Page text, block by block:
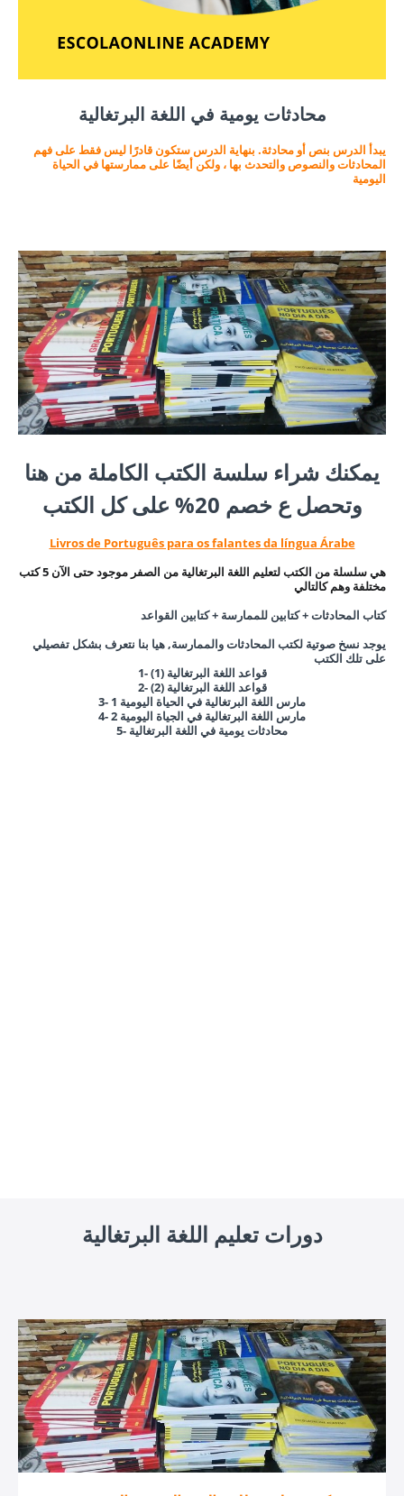
محادثات يومية في اللغة البرتغالية
يبدأ الدرس بنص أو محادثة. بنهاية الدرس ستكون قادرًا ليس فقط على فهم
المحادثات والنصوص والتحدث بها ، ولكن أيضًا على ممارستها في الحياة
اليومية
يمكنك شراء سلسة الكتب الكاملة من هنا
وتحصل ع خصم 20% على كل الكتب
Livros de Português para os falantes da língua Árabe
هي سلسلة من الكتب لتعليم اللغة البرتغالية من الصفر موجود حتى الآن 5 كتب
مختلفة وهم كالتالي
كتاب المحادثات + كتابين للممارسة + كتابين القواعد
يوجد نسخ صوتية لكتب المحادثات والممارسة, هيا بنا نتعرف بشكل تفصيلي
على تلك الكتب
1- قواعد اللغة البرتغالية (1)
2-(2) قواعد اللغة البرتغالية
3- مارس اللغة البرتغالية في الحياة اليومية 1
4- مارس اللغة البرتغالية في الجياة اليومية 2
5- محادثات يومية في اللغة البرتغالية
دورات تعليم اللغة البرتغالية